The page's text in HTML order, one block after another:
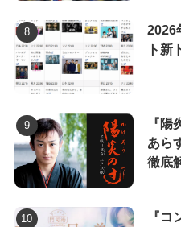
2026
ト新
『
あら
徹底
『